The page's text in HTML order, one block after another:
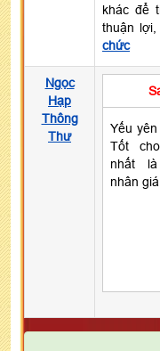
khác để
thuận
chức
Ngọc
Hạp
Thông
Thư
Yếu
Tốt
nhất
nhân